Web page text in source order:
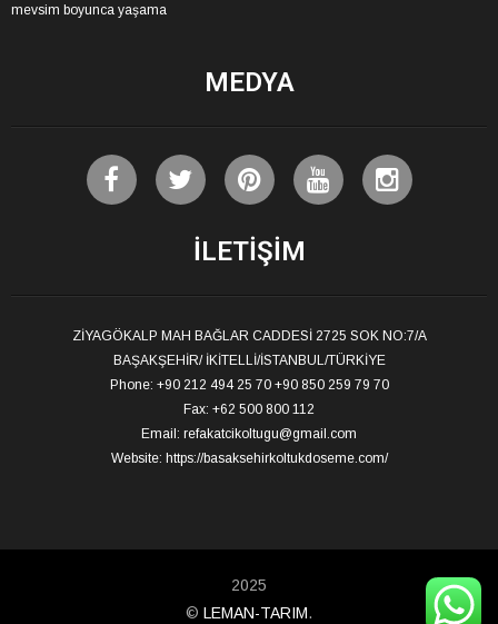
mevsim boyunca yaşama
MEDYA
İLETIŞIM
ZİYAGÖKALP MAH BAĞLAR CADDESİ 2725 SOK NO:7/A
BAŞAKŞEHİR/ İKİTELLİ/İSTANBUL/TÜRKİYE
Phone: +90 212 494 25 70 +90 850 259 79 70
Fax: +62 500 800 112
Email: refakatcikoltugu@gmail.com
Website: https://basaksehirkoltukdoseme.com/
2025
© LEMAN-TARIM.